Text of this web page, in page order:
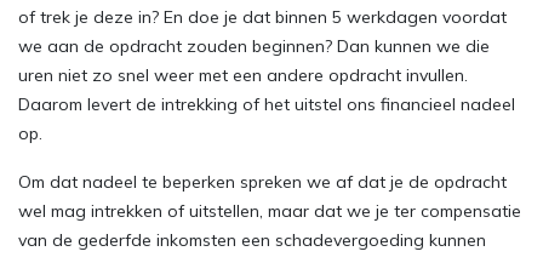
of trek je deze in? En doe je dat binnen 5 werkdagen voordat
we aan de opdracht zouden beginnen? Dan kunnen we die
uren niet zo snel weer met een andere opdracht invullen.
Daarom levert de intrekking of het uitstel ons financieel nadeel
op.
Om dat nadeel te beperken spreken we af dat je de opdracht
wel mag intrekken of uitstellen, maar dat we je ter compensatie
van de gederfde inkomsten een schadevergoeding kunnen